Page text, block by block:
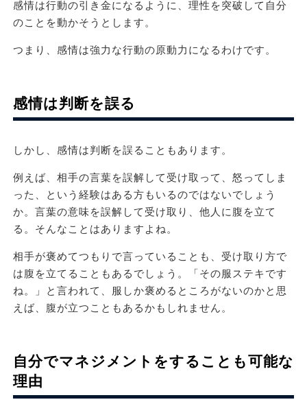
感情は行動の引き金になるように、理性を突破して自分
のことを動かそうとします。
つまり、感情は強力な行動の原動力になるわけです。
感情は判断を誤る
しかし、感情は判断を誤ることもあります。
例えば、相手の言葉を誤解して受け取って、怒ってしま
った、という経験はある方もいるのではないでしょう
か。言葉の意味を誤解して受け取り、他人に腹を立て
る。そんなことはありますよね。
相手が褒めてつもりで言っていることも、受け取り方で
は腹を立てることもあるでしょう。「その服ステキです
ね。」と言われて、服しか褒めるところがないのかと思
えば、腹が立つこともあるかもしれません。
自分でマネジメントをすることも可能な
理由